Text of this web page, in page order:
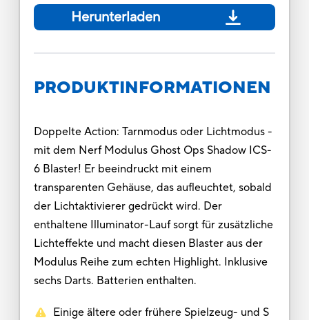
Herunterladen
PRODUKTINFORMATIONEN
Doppelte Action: Tarnmodus oder Lichtmodus -
mit dem Nerf Modulus Ghost Ops Shadow ICS-
6 Blaster! Er beeindruckt mit einem
transparenten Gehäuse, das aufleuchtet, sobald
der Lichtaktivierer gedrückt wird. Der
enthaltene Illuminator-Lauf sorgt für zusätzliche
Lichteffekte und macht diesen Blaster aus der
Modulus Reihe zum echten Highlight. Inklusive
sechs Darts. Batterien enthalten.
Einige ältere oder frühere Spielzeug- und S